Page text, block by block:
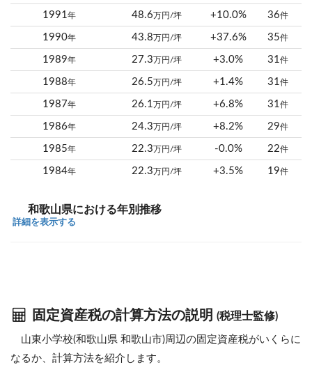
1991年 48.6 万円/坪 +10.0% 36件
1990年 43.8 万円/坪 +37.6% 35件
1989年 27.3 万円/坪 +3.0% 31件
1988年 26.5 万円/坪 +1.4% 31件
1987年 26.1 万円/坪 +6.8% 31件
1986年 24.3 万円/坪 +8.2% 29件
1985年 22.3 万円/坪 -0.0% 22件
1984年 22.3 万円/坪 +3.5% 19件
和歌山県における年別推移
詳細を表示する
固定資産税の計算方法の説明 (税理士監修)
山東小学校(和歌山県 和歌山市)周辺の固定資産税がいくらに
なるか、計算方法を紹介します。